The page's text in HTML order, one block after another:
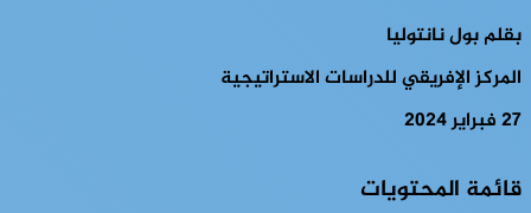
بقلم بول نانتوليا
المركز الإفريقي للدراسات الاستراتيجية
27 فبراير 2024
قائمة المحتويات